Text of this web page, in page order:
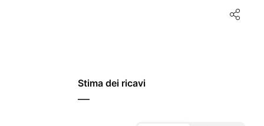
Stima dei ricavi
—